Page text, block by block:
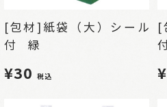
[包材]紙袋（大）シール
付 緑
¥30税込
[